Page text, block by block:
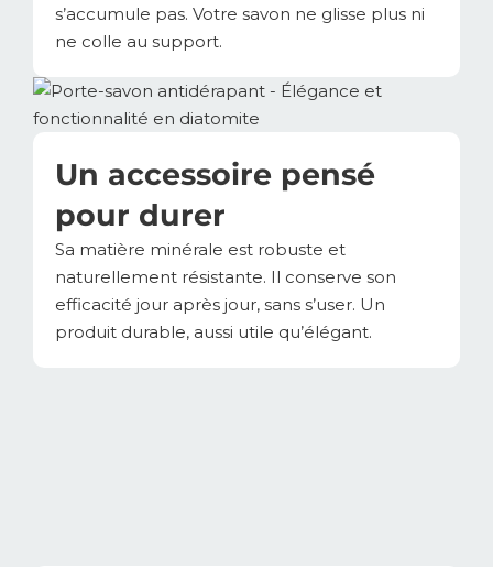
s’accumule pas. Votre savon ne glisse plus ni
ne colle au support.
Un accessoire pensé
pour durer
Sa matière minérale est robuste et
naturellement résistante. Il conserve son
efficacité jour après jour, sans s’user. Un
produit durable, aussi utile qu’élégant.